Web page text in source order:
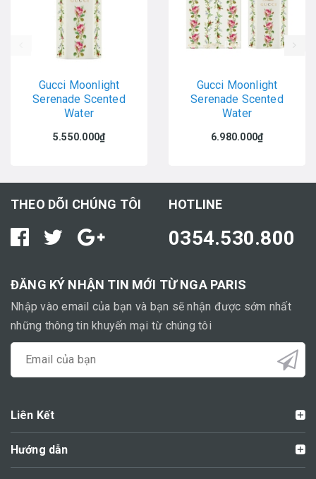
Gucci Moonlight
Serenade Scented
Water
5.550.000₫
Gucci Moonlight
Serenade Scented
Water
6.980.000₫
prev
THEO DÕI CHÚNG TÔI HOTLINE
0354.530.800
ĐĂNG KÝ NHẬN TIN MỚI TỪ NGA PARIS
Nhập vào email của bạn và bạn sẽ nhận được sớm nhất
những thông tin khuyến mại từ chúng tôi
Liên Kết
Hướng dẫn